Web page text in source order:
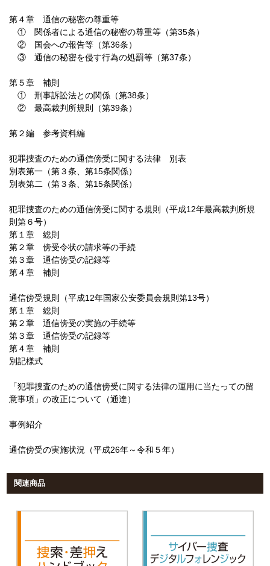
第４章 通信の秘密の尊重等
① 関係者による通信の秘密の尊重等（第35条）
② 国会への報告等（第36条）
③ 通信の秘密を侵す行為の処罰等（第37条）
第５章 補則
① 刑事訴訟法との関係（第38条）
② 最高裁判所規則（第39条）
第２編 参考資料編
犯罪捜査のための通信傍受に関する法律 別表
別表第一（第３条、第15条関係）
別表第二（第３条、第15条関係）
犯罪捜査のための通信傍受に関する規則（平成12年最高裁判所規
則第６号）
第１章 総則
第２章 傍受令状の請求等の手続
第３章 通信傍受の記録等
第４章 補則
通信傍受規則（平成12年国家公安委員会規則第13号）
第１章 総則
第２章 通信傍受の実施の手続等
第３章 通信傍受の記録等
第４章 補則
別記様式
「犯罪捜査のための通信傍受に関する法律の運用に当たっての留
意事項」の改正について（通達）
事例紹介
通信傍受の実施状況（平成26年～令和５年）
関連商品